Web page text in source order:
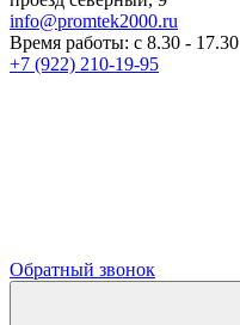
info@promtek2000.ru
Время работы: с 8.30 - 17.30
+7 (922) 210-19-95
Обратный звонок